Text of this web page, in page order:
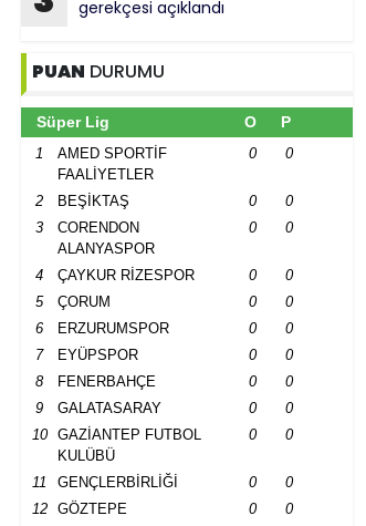
gerekçesi açıklandı
PUAN DURUMU
Süper Lig O P
1
AMED SPORTİF
FAALİYETLER
0 0
2 BEŞİKTAŞ 0
0
3
CORENDON
ALANYASPOR
0 0
4 ÇAYKUR RİZESPOR 0
0
5
ÇORUM 0
0
6
ERZURUMSPOR 0
0
7
EYÜPSPOR 0
0
8
FENERBAHÇE 0
0
9
GALATASARAY 0
0
10
GAZİANTEP FUTBOL
KULÜBÜ
0 0
11 GENÇLERBİRLİĞİ 0
0
12
GÖZTEPE 0
0